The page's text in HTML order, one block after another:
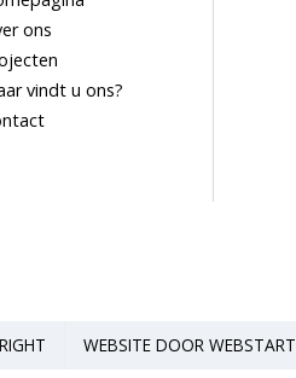
ons
vindt u ons?
WEBSITE DOOR WEBSTART